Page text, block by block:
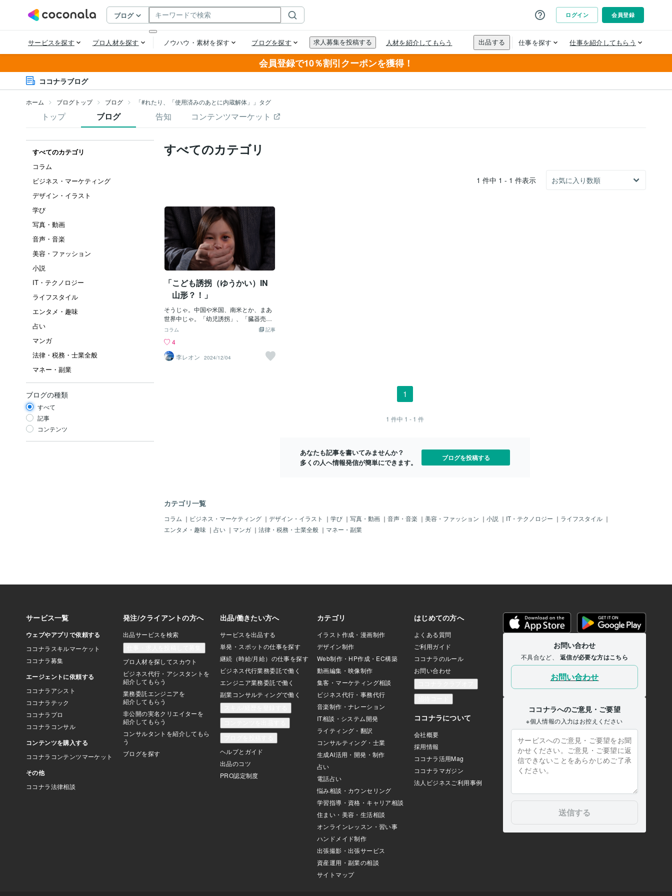
会員登録で10％割引クーポンを獲得！
ココナラブログ
ホーム ブログトップ ブログ 「#れたり、「使用済みのあとに内蔵解体」」タグ
トップ ブログ 告知 コンテンツマーケット
すべてのカテゴリ
コラム
ビジネス・マーケティング
デザイン・イラスト
学び
写真・動画
音声・音楽
美容・ファッション
小説
IT・テクノロジー
ライフスタイル
エンタメ・趣味
占い
マンガ
法律・税務・士業全般
マネー・副業
ブログの種類
すべて
記事
コンテンツ
すべてのカテゴリ
1 件中 1 - 1 件表示
「こども誘拐（ゆうかい）IN
山形？！」
そうじゃ。中国や米国、南米とか、まあ
世界中じゃ。「幼児誘拐」、「臓器売
買」とかって「日本以外」のお話でし
もう前から「日本国内で発生中」じゃ！
ちょい前に「中国人女」が「小学生」を
誘拐しようとして失敗し、警察に逮捕さ
ゃ。まるで、「犯人が親の様に演技」し
てじゃ。（＾＾；中国では「大のオト
ナ」が無理やり「誘拐される」というの
は普通の風景じゃ。そう、「強引に数名
で、一人を拉致（らち）」なんて「毎日
のが「日本」なのじゃ。悲しいけどそう
じゃ。「日本人は高く売れる」というの
は「世界共通」かも知れんぞよ。「日本
食を食べ、日本人の高い教養と信頼性」
って、もう「世界中」が知っている事実
じゃ。どこの誰
記事
コラム
4
李レオン
2024/12/04
1
1 件中 1 - 1 件
あなたも記事を書いてみませんか？
多くの人へ情報発信が簡単にできます。
ブログを投稿する
カテゴリ一覧
コラム ｜ ビジネス・マーケティング ｜ デザイン・イラスト ｜ 学び ｜ 写真・動画 ｜ 音声・音楽 ｜ 美容・ファッション ｜ 小説 ｜ IT・テクノロジー ｜ ライフスタイル ｜
エンタメ・趣味 ｜ 占い ｜ マンガ ｜ 法律・税務・士業全般 ｜ マネー・副業